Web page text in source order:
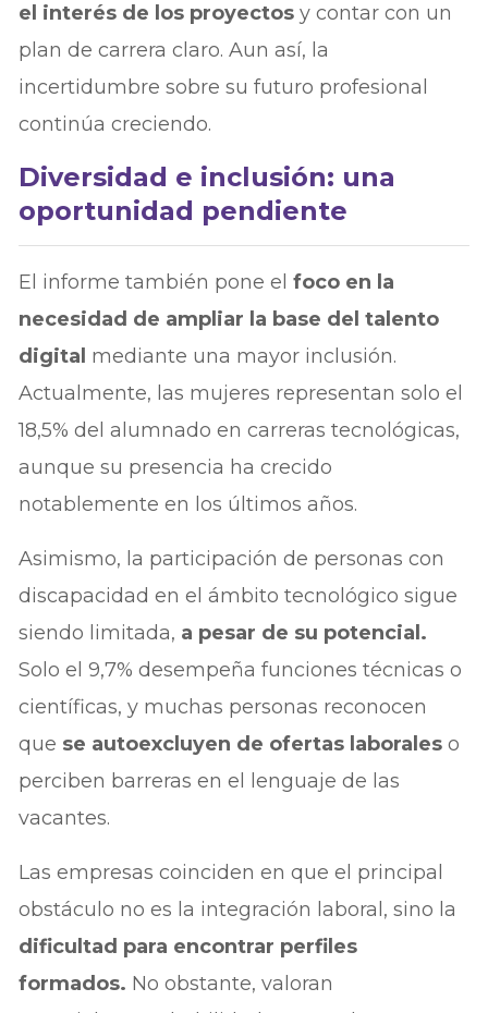
el interés de los proyectosy contar con un
plan de carrera claro. Aun así, la
incertidumbre sobre su futuro profesional
continúa creciendo.
Diversidad e inclusión: una
oportunidad pendiente
El informe también pone elfoco en la
necesidad de ampliar la base del talento
digital mediante una mayor inclusión.
Actualmente, las mujeres representan solo el
18,5% del alumnado en carreras tecnológicas,
aunque su presencia ha crecido
notablemente en los últimos años.
Asimismo, la participación de personas con
discapacidad en el ámbito tecnológico sigue
siendo limitada, a pesar de su potencial.
Solo el 9,7% desempeña funciones técnicas o
científicas, y muchas personas reconocen
que se autoexcluyen de ofertas laboraleso
perciben barreras en el lenguaje de las
vacantes.
Las empresas coinciden en que el principal
obstáculo no es la integración laboral, sino la
dificultad para encontrar perfiles
formados. No obstante, valoran